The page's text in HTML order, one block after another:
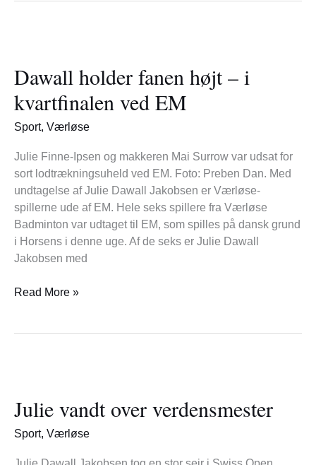
Dawall holder fanen højt – i
kvartfinalen ved EM
Sport, Værløse
Julie Finne-Ipsen og makkeren Mai Surrow var udsat for
sort lodtrækningsuheld ved EM. Foto: Preben Dan. Med
undtagelse af Julie Dawall Jakobsen er Værløse-
spillerne ude af EM. Hele seks spillere fra Værløse
Badminton var udtaget til EM, som spilles på dansk grund
i Horsens i denne uge. Af de seks er Julie Dawall
Jakobsen med
fanen
højt
–
i
ved
EM
Read More »
Julie vandt over verdensmester
Sport, Værløse
over
verdensmester